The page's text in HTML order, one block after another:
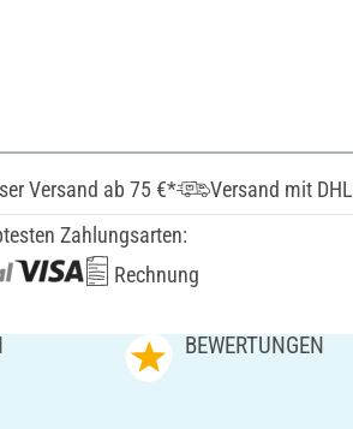
Versand ab 75 €*
Versand mit DHL
Zahlungsarten:
Rechnung
BEWERTUNGEN